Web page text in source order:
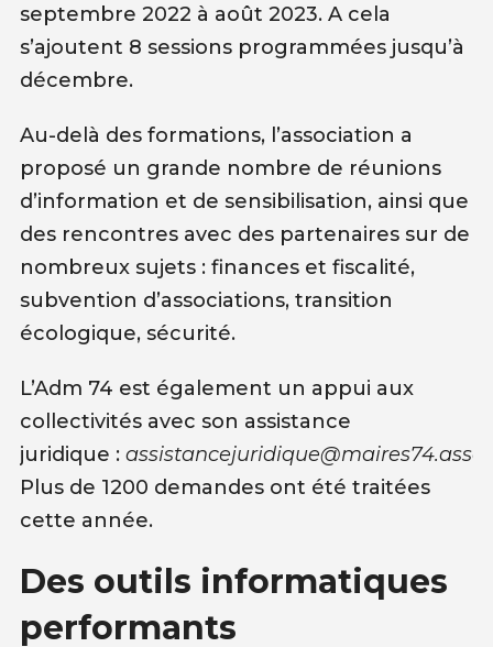
septembre 2022 à août 2023. A cela
s’ajoutent 8 sessions programmées jusqu’à
décembre.
Au-delà des formations, l’association a
proposé un grande nombre de réunions
d’information et de sensibilisation, ainsi que
des rencontres avec des partenaires sur de
nombreux sujets : finances et fiscalité,
subvention d’associations, transition
écologique, sécurité.
L’Adm 74 est également un appui aux
collectivités avec son assistance
juridique :
Plus de 1200 demandes ont été traitées
cette année.
Des outils informatiques
performants